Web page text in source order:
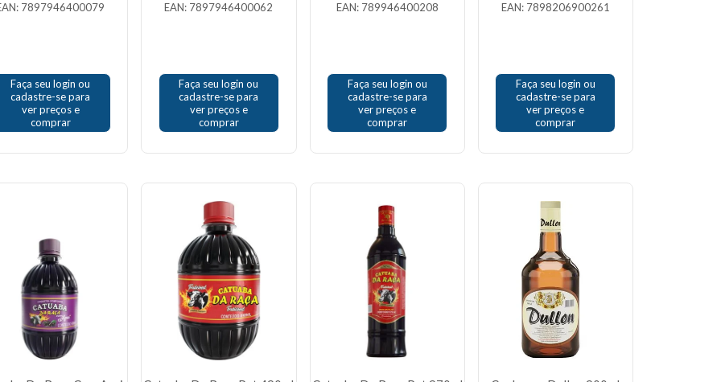
7897946400079
Faça seu login ou
cadastre-se para
ver preços e
comprar
EAN: 7897946400062
Faça seu login ou
cadastre-se para
ver preços e
comprar
EAN: 789946400208
Faça seu login ou
cadastre-se para
ver preços e
comprar
EAN: 7898206900261
Faça seu login ou
cadastre-se para
ver preços e
comprar